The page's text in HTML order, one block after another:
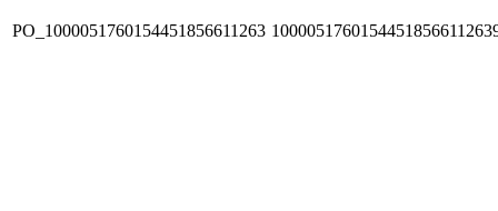
PO_1000051760154451856611263